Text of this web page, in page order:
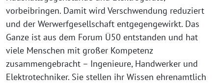
vorbeibringen. Damit wird Verschwendung reduziert
und der Werwerfgesellschaft entgegengewirkt. Das
Ganze ist aus dem Forum Ü50 entstanden und hat
viele Menschen mit großer Kompetenz
zusammengebracht – Ingenieure, Handwerker und
Elektrotechniker. Sie stellen ihr Wissen ehrenamtlich